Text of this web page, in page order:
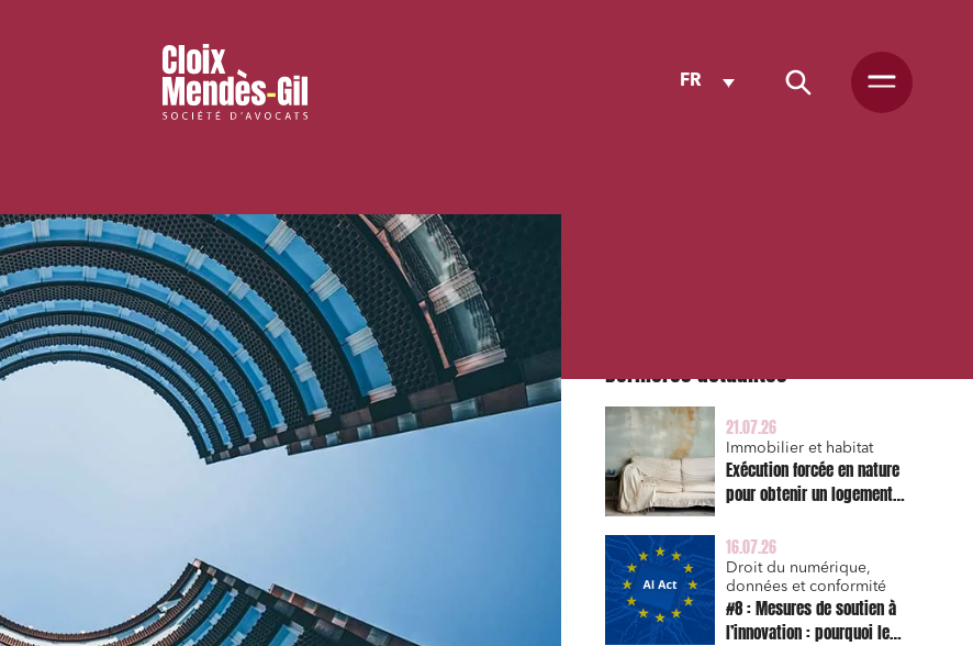
FR
Dernières actualités
21.07.26
Immobilier et habitat
Exécution forcée en nature
pour obtenir un logement
triennale de l’action en
réparation
16.07.26
Droit du numérique,
données et conformité
#8 : Mesures de soutien à
l’innovation : pourquoi le